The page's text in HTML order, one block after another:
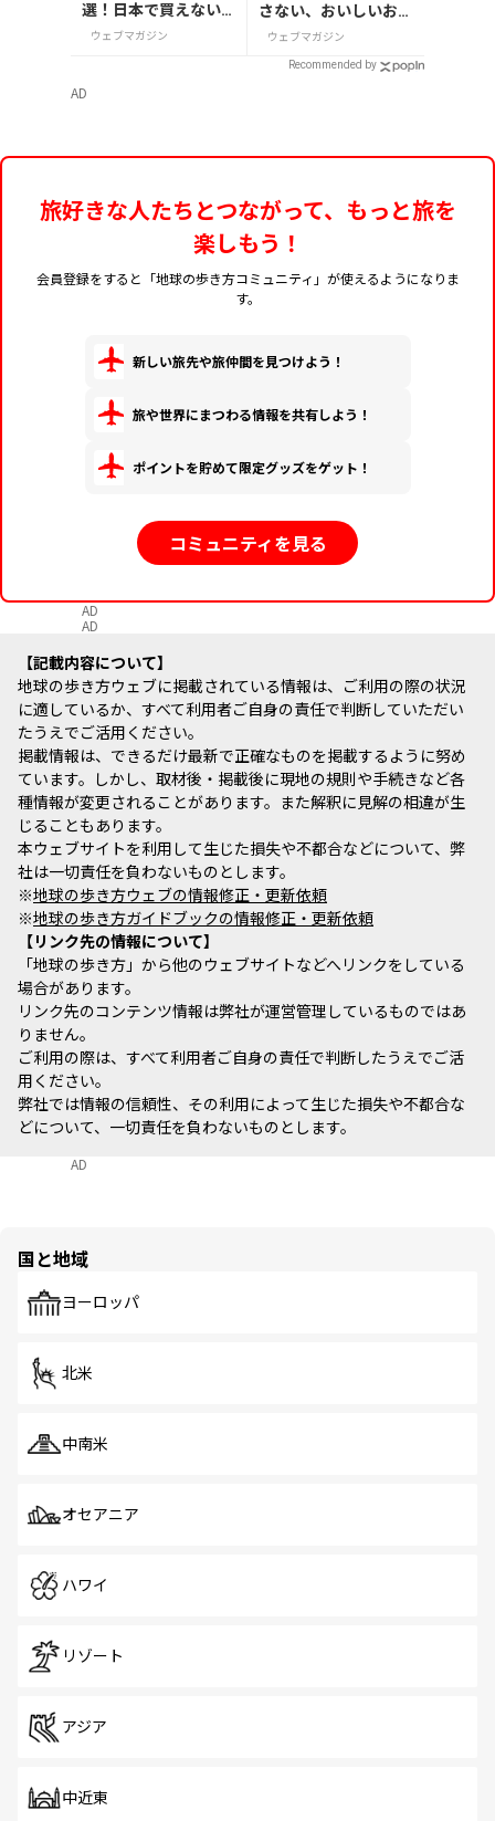
選！日本で買えない
雑貨からお菓子まで
ウェブマガジン
さない、おいしいお土
産10選
ウェブマガジン
Recommended by
AD
旅好きな人たちとつながって、もっと旅を
楽しもう！
会員登録をすると「地球の歩き方コミュニティ」が使えるようになりま
す。
新しい旅先や旅仲間を見つけよう！
旅や世界にまつわる情報を共有しよう！
ポイントを貯めて限定グッズをゲット！
コミュニティを見る
AD
AD
記載内容について
地球の歩き方ウェブに掲載されている情報は、ご利用の際の状況
に適しているか、すべて利用者ご自身の責任で判断していただい
たうえでご活用ください。
掲載情報は、できるだけ最新で正確なものを掲載するように努め
ています。しかし、取材後・掲載後に現地の規則や手続きなど各
種情報が変更されることがあります。また解釈に見解の相違が生
じることもあります。
本ウェブサイトを利用して生じた損失や不都合などについて、弊
社は一切責任を負わないものとします。
※地球の歩き方ウェブの情報修正・更新依頼
※地球の歩き方ガイドブックの情報修正・更新依頼
リンク先の情報について
「地球の歩き方」から他のウェブサイトなどへリンクをしている
場合があります。
リンク先のコンテンツ情報は弊社が運営管理しているものではあ
りません。
ご利用の際は、すべて利用者ご自身の責任で判断したうえでご活
用ください。
弊社では情報の信頼性、その利用によって生じた損失や不都合な
どについて、一切責任を負わないものとします。
AD
国と地域
ヨーロッパ
北米
中南米
オセアニア
ハワイ
リゾート
アジア
中近東